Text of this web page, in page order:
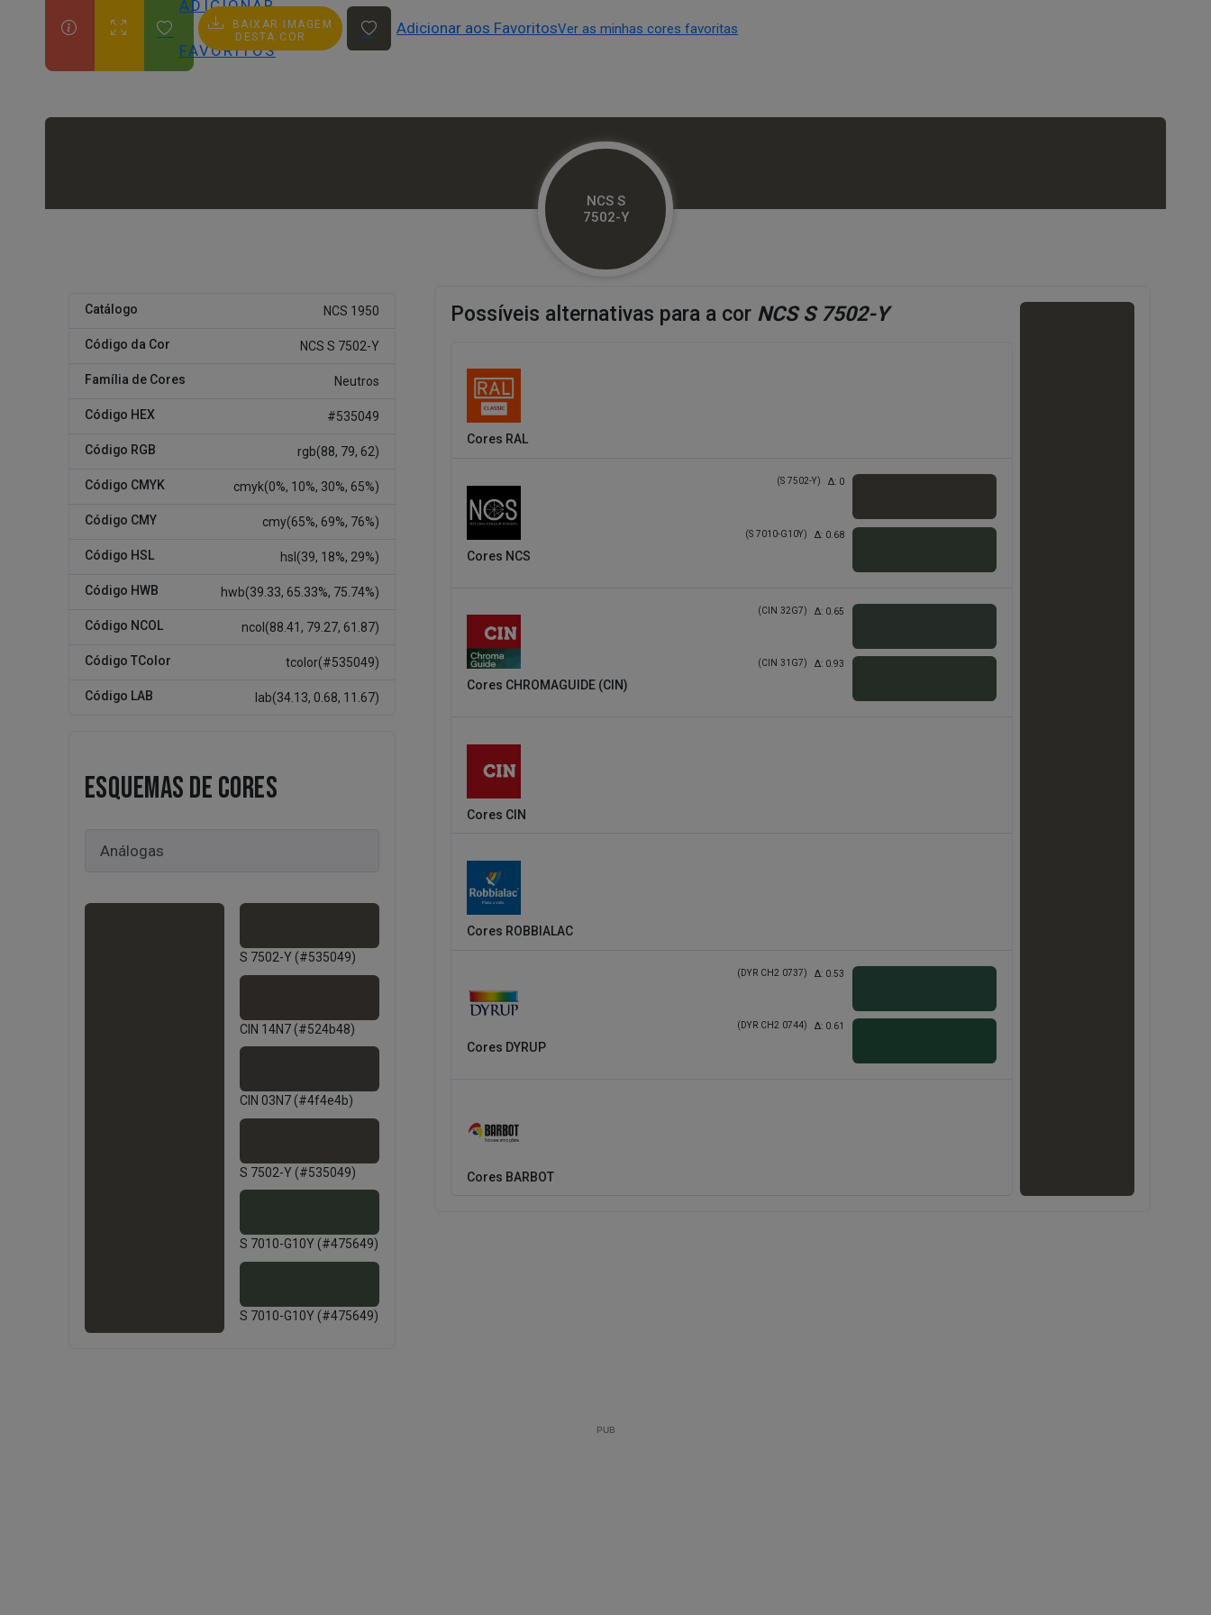
ADICIONAR
AOS
FAVORITOS
BAIXAR IMAGEM
DESTA COR
Adicionar aos FavoritosVer as minhas cores favoritas
NCS S
7502-Y
Catálogo NCS 1950
Código da Cor NCS S 7502-Y
Família de Cores Neutros
Código HEX #535049
Código RGB rgb(88, 79, 62)
Código CMYK cmyk(0%, 10%, 30%, 65%)
Código CMY cmy(65%, 69%, 76%)
Código HSL hsl(39, 18%, 29%)
Código HWB hwb(39.33, 65.33%, 75.74%)
Código NCOL ncol(88.41, 79.27, 61.87)
Código TColor tcolor(#535049)
Código LAB lab(34.13, 0.68, 11.67)
ESQUEMAS DE CORES
S 7502-Y (#535049)
CIN 14N7 (#524b48)
CIN 03N7 (#4f4e4b)
S 7502-Y (#535049)
S 7010-G10Y (#475649)
S 7010-G10Y (#475649)
Possíveis alternativas para a cor NCS S 7502-Y
Cores RAL
Cores NCS
(S 7502-Y) Δ: 0
(S 7010-G10Y) Δ: 0.68
Cores CHROMAGUIDE (CIN)
(CIN 32G7) Δ: 0.65
(CIN 31G7) Δ: 0.93
Cores CIN
Cores ROBBIALAC
Cores DYRUP
(DYR CH2 0737) Δ: 0.53
(DYR CH2 0744) Δ: 0.61
Cores BARBOT